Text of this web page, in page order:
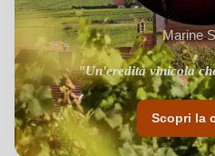
Marine
"Un'eredità vinicola
Scopri la